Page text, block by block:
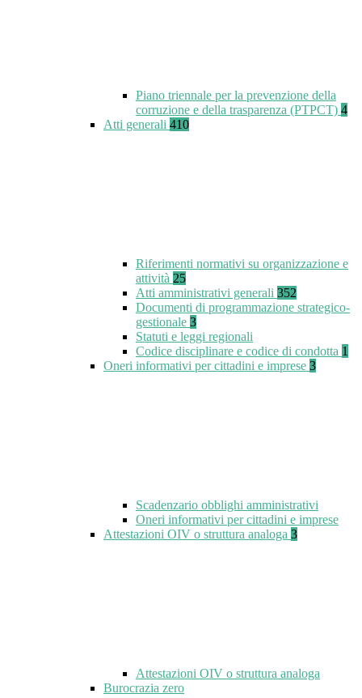
Piano triennale per la prevenzione della
corruzione e della trasparenza (PTPCT) 4
Atti generali 410
Riferimenti normativi su organizzazione e
attività 25
Atti amministrativi generali 352
Documenti di programmazione strategico-
gestionale 3
Statuti e leggi regionali
Codice disciplinare e codice di condotta 1
Oneri informativi per cittadini e imprese 3
Scadenzario obblighi amministrativi
Oneri informativi per cittadini e imprese
Attestazioni OIV o struttura analoga 3
Attestazioni OIV o struttura analoga
Burocrazia zero